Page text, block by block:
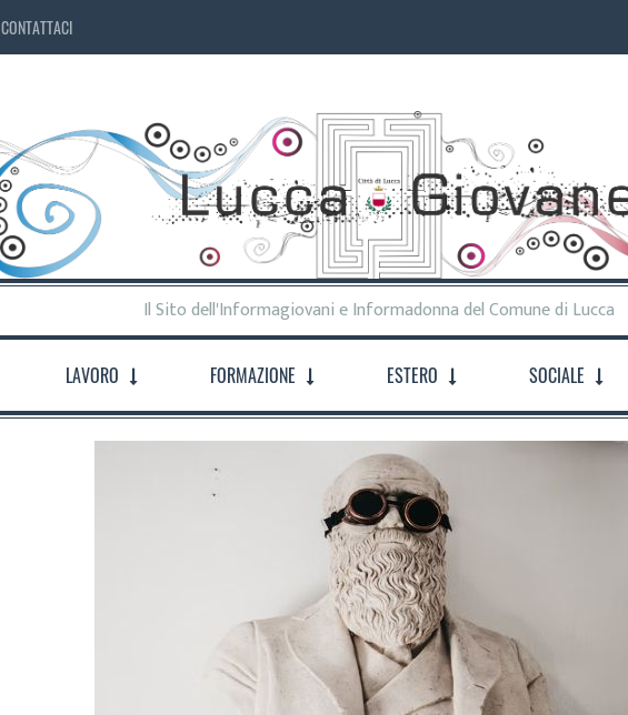
CONTATTACI
Il Sito dell'Informagiovani e Informadonna del Comune di Lucca
LAVORO FORMAZIONE ESTERO SOCIALE